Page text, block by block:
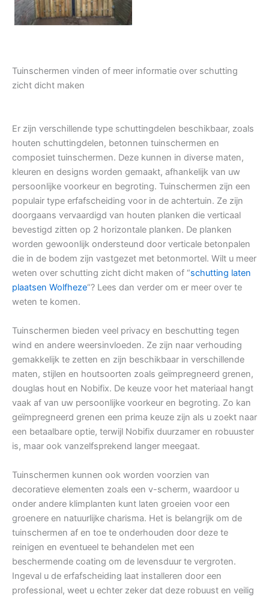
Tuinschermen vinden of meer informatie over schutting
zicht dicht maken
Er zijn verschillende type schuttingdelen beschikbaar, zoals
houten schuttingdelen, betonnen tuinschermen en
composiet tuinschermen. Deze kunnen in diverse maten,
kleuren en designs worden gemaakt, afhankelijk van uw
persoonlijke voorkeur en begroting. Tuinschermen zijn een
populair type erfafscheiding voor in de achtertuin. Ze zijn
doorgaans vervaardigd van houten planken die verticaal
bevestigd zitten op 2 horizontale planken. De planken
worden gewoonlijk ondersteund door verticale betonpalen
die in de bodem zijn vastgezet met betonmortel. Wilt u meer
weten over schutting zicht dicht maken of “schutting laten
plaatsen Wolfheze“? Lees dan verder om er meer over te
weten te komen.
Tuinschermen bieden veel privacy en beschutting tegen
wind en andere weersinvloeden. Ze zijn naar verhouding
gemakkelijk te zetten en zijn beschikbaar in verschillende
maten, stijlen en houtsoorten zoals geïmpregneerd grenen,
douglas hout en Nobifix. De keuze voor het materiaal hangt
vaak af van uw persoonlijke voorkeur en begroting. Zo kan
geïmpregneerd grenen een prima keuze zijn als u zoekt naar
een betaalbare optie, terwijl Nobifix duurzamer en robuuster
is, maar ook vanzelfsprekend langer meegaat.
Tuinschermen kunnen ook worden voorzien van
decoratieve elementen zoals een v-scherm, waardoor u
onder andere klimplanten kunt laten groeien voor een
groenere en natuurlijke charisma. Het is belangrijk om de
tuinschermen af en toe te onderhouden door deze te
reinigen en eventueel te behandelen met een
beschermende coating om de levensduur te vergroten.
Ingeval u de erfafscheiding laat installeren door een
professional, weet u echter zeker dat deze robuust en veilig